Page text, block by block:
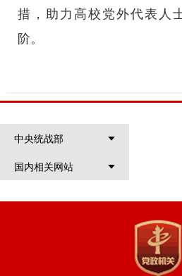
措，助力高校党外代表人
阶。
中央统战部
国内相关网站